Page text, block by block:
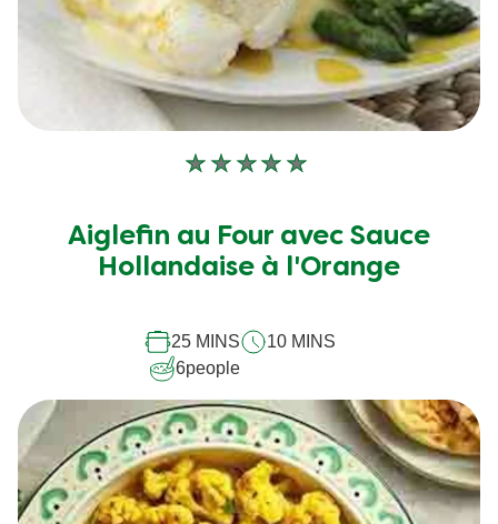
Aucune
soumise
pour
Aiglefin au Four avec Sauce
Hollandaise à l'Orange
25 MINS
10 MINS
6people